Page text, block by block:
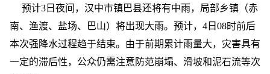
预计3日夜间，汉中市镇巴县还将有中雨，局部乡镇（赤
南、渔渡、盐场、巴山）将出现大雨。预计，4日08时前后
本次强降水过程趋于结束。由于前期累计雨量大，灾害具有
一定的滞后性，公众仍需注意防范崩塌、滑坡和泥石流等次